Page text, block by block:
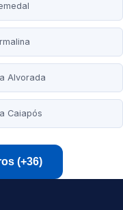
Alvorada
Caiapós
(+36)